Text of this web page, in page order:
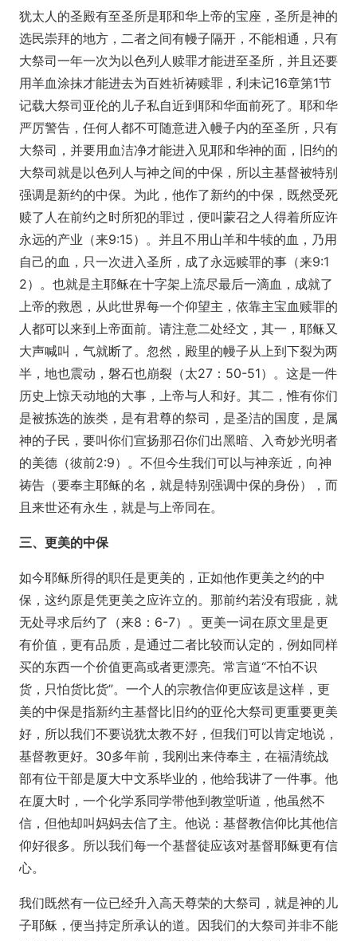
犹太人的圣殿有至圣所是耶和华上帝的宝座，圣所是神的
选民崇拜的地方，二者之间有幔子隔开，不能相通，只有
大祭司一年一次为以色列人赎罪才能进至圣所，并且还要
用羊血涂抹才能进去为百姓祈祷赎罪，利未记16章第1节
记载大祭司亚伦的儿子私自近到耶和华面前死了。耶和华
严厉警告，任何人都不可随意进入幔子内的至圣所，只有
大祭司，并要用血洁净才能进入见耶和华神的面，旧约的
大祭司就是以色列人与神之间的中保，所以主基督被特别
强调是新约的中保。为此，他作了新约的中保，既然受死
赎了人在前约之时所犯的罪过，便叫蒙召之人得着所应许
永远的产业（来9:15）。并且不用山羊和牛犊的血，乃用
自己的血，只一次进入圣所，成了永远赎罪的事（来9:1
2）。也就是主耶稣在十字架上流尽最后一滴血，成就了
上帝的救恩，从此世界每一个仰望主，依靠主宝血赎罪的
人都可以来到上帝面前。请注意二处经文，其一，耶稣又
大声喊叫，气就断了。忽然，殿里的幔子从上到下裂为两
半，地也震动，磐石也崩裂（太27：50-51）。这是一件
历史上惊天动地的大事，上帝与人和好。其二，惟有你们
是被拣选的族类，是有君尊的祭司，是圣洁的国度，是属
神的子民，要叫你们宣扬那召你们出黑暗、入奇妙光明者
的美德（彼前2:9）。不但今生我们可以与神亲近，向神
祷告（要奉主耶稣的名，就是特别强调中保的身份），而
且来世还有永生，就是与上帝同在。
三、更美的中保
如今耶稣所得的职任是更美的，正如他作更美之约的中
保，这约原是凭更美之应许立的。那前约若没有瑕疵，就
无处寻求后约了（来8：6-7）。更美一词在原文里是更
有价值，更有品质，是通过二者比较而认定的，例如同样
买的东西一个价值更高或者更漂亮。常言道“不怕不识
货，只怕货比货”。一个人的宗教信仰更应该是这样，更
美的中保是指新约主基督比旧约的亚伦大祭司更重要更美
好，所以我们不要说犹太教不好，但我们可以肯定地说，
基督教更好。30多年前，我刚出来侍奉主，在福清统战
部有位干部是厦大中文系毕业的，他给我讲了一件事。他
在厦大时，一个化学系同学带他到教堂听道，他虽然不
信，但他却叫妈妈去信了主。他说：基督教信仰比其他信
仰好很多。所以我们每一个基督徒应该对基督耶稣更有信
心。
我们既然有一位已经升入高天尊荣的大祭司，就是神的儿
子耶稣，便当持定所承认的道。因我们的大祭司并非不能